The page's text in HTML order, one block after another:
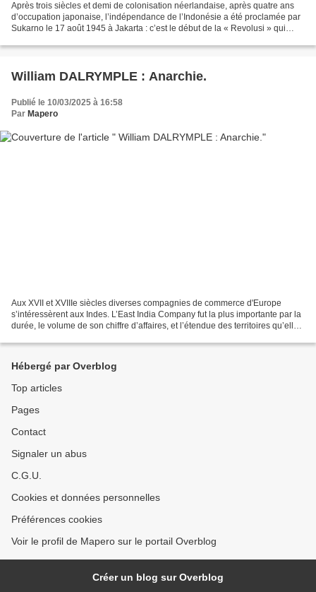
Après trois siècles et demi de colonisation néerlandaise, après quatre ans
d’occupation japonaise, l’indépendance de l’Indonésie a été proclamée par
Sukarno le 17 août 1945 à Jakarta : c’est le début de la « Revolusi » qui
William DALRYMPLE : Anarchie.
Publié le 10/03/2025 à 16:58
Par Mapero
Aux XVII et XVIIIe siècles diverses compagnies de commerce d'Europe
s’intéressèrent aux Indes. L’East India Company fut la plus importante par la
durée, le volume de son chiffre d’affaires, et l’étendue des territoires qu’elle
Hébergé par Overblog
Top articles
Pages
Contact
Signaler un abus
C.G.U.
Cookies et données personnelles
Préférences cookies
Voir le profil de Mapero sur le portail Overblog
Créer un blog sur Overblog